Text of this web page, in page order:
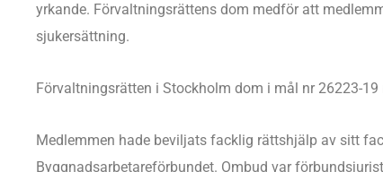
yrkande. Förvaltningsrättens dom medför att
sjukersättning.
Förvaltningsrätten i Stockholm dom i mål nr 26223-
Medlemmen hade beviljats facklig rättshjälp av sitt
Byggnadsarbetareförbundet. Ombud var